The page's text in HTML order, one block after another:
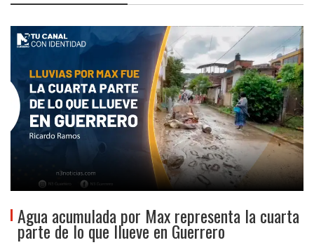
Agua acumulada por Max representa la cuarta
parte de lo que llueve en Guerrero